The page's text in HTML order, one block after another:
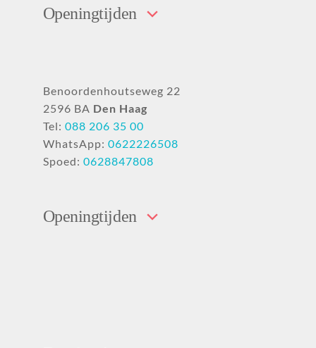
Openingtijden
Benoordenhoutseweg 22
2596 BA Den Haag
Tel: 088 206 35 00
WhatsApp: 0622226508
Spoed: 0628847808
Openingtijden